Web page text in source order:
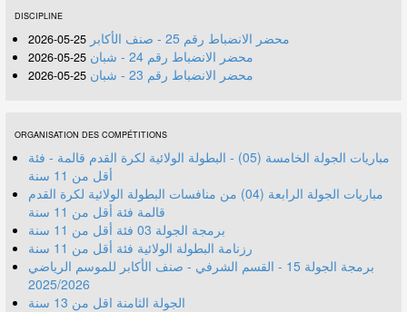
DISCIPLINE
محضر الانضباط رقم 25 - صنف الأكابر 25-05-2026
محضر الانضباط رقم 24 - شبان 25-05-2026
محضر الانضباط رقم 23 - شبان 25-05-2026
ORGANISATION DES COMPÉTITIONS
مباريات الجولة الخامسة (05) - البطولة الولائية لكرة القدم قالمة - فئة
أقل من 11 سنة
مباريات الجولة الرابعة (04) من منافسات البطولة الولائية لكرة القدم
قالمة فئة أقل من 11 سنة
برمجة الجولة 03 فئة أقل من 11 سنة
رزنامة البطولة الولائية فئة أقل من 11 سنة
برمجة الجولة 15 - القسم الشرفي - صنف الأكابر للموسم الرياضي
2025/2026
الجولة الثامنة اقل من 13 سنة